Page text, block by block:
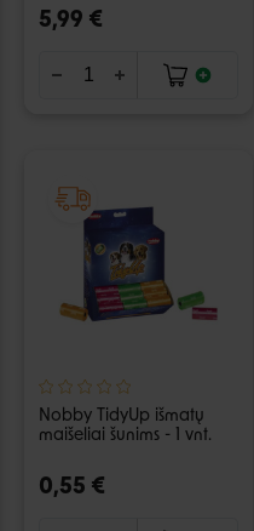
5,99 €
Nobby TidyUp išmatų
maišeliai šunims - 1 vnt.
0,55 €